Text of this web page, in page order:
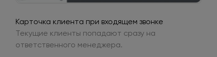
Карточка клиента при входящем звонке
Текущие клиенты попадают сразу на
ответственного менеджера.